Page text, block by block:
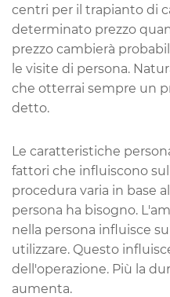
centri per il trapianto di
determinato prezzo
prezzo cambierà
le visite di persona.
che otterrai sempre un
detto.
Le caratteristiche
fattori che influiscono
procedura varia in base
persona ha bisogno.
nella persona influisce
utilizzare. Questo
dell'operazione. Più la
aumenta.